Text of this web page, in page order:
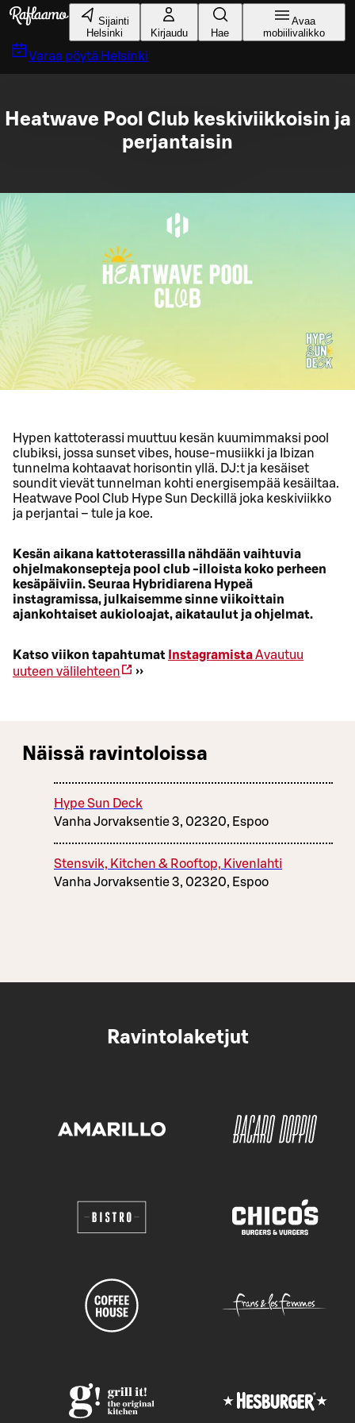
Siirry pääsisältöön
Sijainti
Helsinki
Kirjaudu Hae
Avaa
mobiilivalikko
Varaa pöytä Helsinki
Heatwave Pool Club keskiviikkoisin ja
perjantaisin
Hypen kattoterassi muuttuu kesän kuumimmaksi pool
clubiksi, jossa sunset vibes, house-musiikki ja Ibizan
tunnelma kohtaavat horisontin yllä. DJ:t ja kesäiset
soundit vievät tunnelman kohti energisempää kesäiltaa.
Heatwave Pool Club Hype Sun Deckillä joka keskiviikko
ja perjantai – tule ja koe.
Kesän aikana kattoterassilla nähdään vaihtuvia
ohjelmakonsepteja pool club -illoista koko perheen
kesäpäiviin. Seuraa Hybridiarena Hypeä
instagramissa, julkaisemme sinne viikoittain
ajankohtaiset aukioloajat, aikataulut ja ohjelmat.
Katso viikon tapahtumat InstagramistaAvautuu
uuteen välilehteen
››
Näissä ravintoloissa
Hype Sun Deck
Vanha Jorvaksentie 3, 02320, Espoo
Stensvik, Kitchen & Rooftop, Kivenlahti
Vanha Jorvaksentie 3, 02320, Espoo
Ravintolaketjut